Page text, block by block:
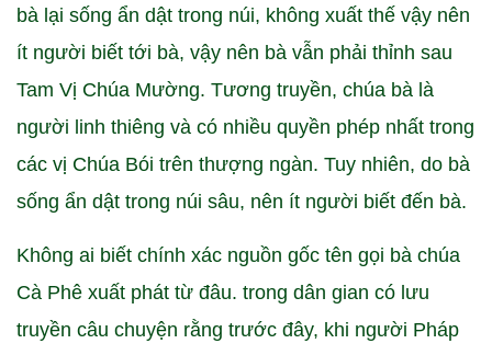
bà lại sống ẩn dật trong núi, không xuất thế vậy nên
ít người biết tới bà, vậy nên bà vẫn phải thỉnh sau
Tam Vị Chúa Mường. Tương truyền, chúa bà là
người linh thiêng và có nhiều quyền phép nhất trong
các vị Chúa Bói trên thượng ngàn. Tuy nhiên, do bà
sống ẩn dật trong núi sâu, nên ít người biết đến bà.
Không ai biết chính xác nguồn gốc tên gọi bà chúa
Cà Phê xuất phát từ đâu. trong dân gian có lưu
truyền câu chuyện rằng trước đây, khi người Pháp